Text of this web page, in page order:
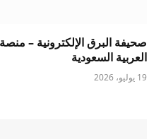
صحيفة البرق الإلكترونية –
العربية السعودية
19 يوليو، 2026